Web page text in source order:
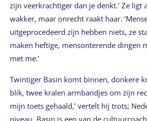
zijn veerkrachtiger dan je denkt.’ Ze ligt
wakker, maar onrecht raakt haar.
uitgeprocedeerd zijn hebben niets, ze
maken heftige, mensonterende dingen
met me.’
Twintiger Basin komt binnen, donkere
blik, twee kralen armbandjes om zijn
mijn toets gehaald,’ vertelt hij trots;
niveau. Basin is een van de